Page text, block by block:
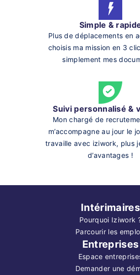
Simple &
Plus de déplacements en
choisis ma mission en 3
simplement mes
Suivi personnalisé &
Mon chargé de
m’accompagne au jour le
travaille avec iziwork, plus
d’avantages !
Intérimaires
Pourquoi Iziwork
Parcourir les
Entreprises
Espace
Demander une